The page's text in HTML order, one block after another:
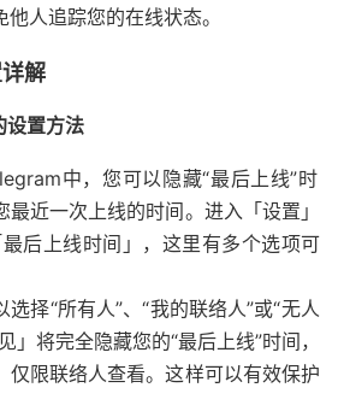
人追踪您的在线状态。
解
设置方法
中，您可以隐藏“最后上线”时
近一次上线的时间。进入「设置」
后上线时间」，这里有多个选项可
选择“所有人”、“我的联络人”或“无人
」将完全隐藏您的“最后上线”时间，
仅限联络人查看。这样可以有效保护